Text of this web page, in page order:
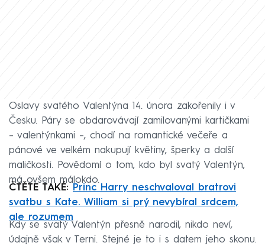
Oslavy svatého Valentýna 14. února zakořenily i v
Česku. Páry se obdarovávají zamilovanými kartičkami
– valentýnkami –, chodí na romantické večeře a
pánové ve velkém nakupují květiny, šperky a další
maličkosti. Povědomí o tom, kdo byl svatý Valentýn,
má ovšem málokdo.
ČTĚTE TAKÉ:
Princ Harry neschvaloval bratrovi
svatbu s Kate. William si prý nevybíral srdcem,
ale rozumem
Kdy se svatý Valentýn přesně narodil, nikdo neví,
údajně však v Terni. Stejné je to i s datem jeho skonu.